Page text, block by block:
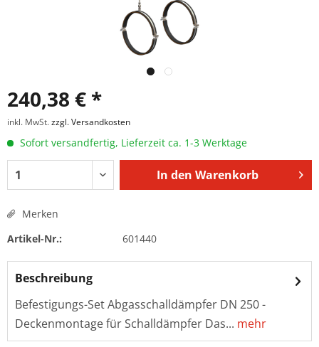
240,38 € *
inkl. MwSt.zzgl. Versandkosten
Sofort versandfertig, Lieferzeit ca. 1-3 Werktage
In den Warenkorb
Merken
Artikel-Nr.:
601440
Beschreibung
Befestigungs-Set Abgasschalldämpfer DN 250 -
Deckenmontage für Schalldämpfer Das... mehr